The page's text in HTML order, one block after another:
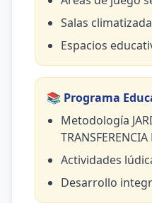
Salas
Espacios
📚 Programa
Metodología
Actividades
Desarrollo